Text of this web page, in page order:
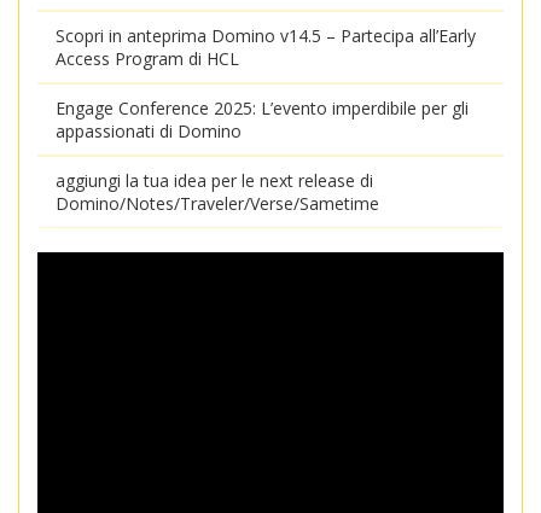
Scopri in anteprima Domino v14.5 – Partecipa all’Early
Access Program di HCL
Engage Conference 2025: L’evento imperdibile per gli
appassionati di Domino
aggiungi la tua idea per le next release di
Domino/Notes/Traveler/Verse/Sametime